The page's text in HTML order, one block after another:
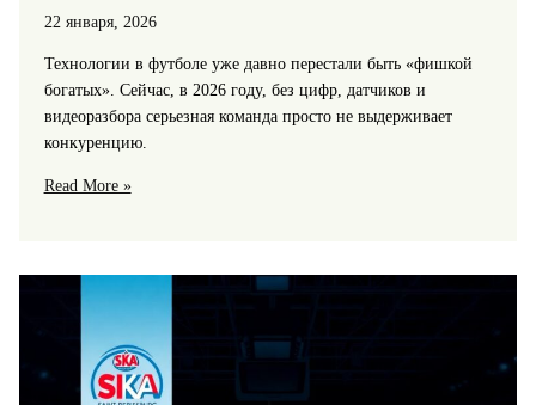
22 января, 2026
Технологии в футболе уже давно перестали быть «фишкой
богатых». Сейчас, в 2026 году, без цифр, датчиков и
видеоразбора серьезная команда просто не выдерживает
конкуренцию.
Технологии
команды:
видеоаналитика,
восстановление
Read More »